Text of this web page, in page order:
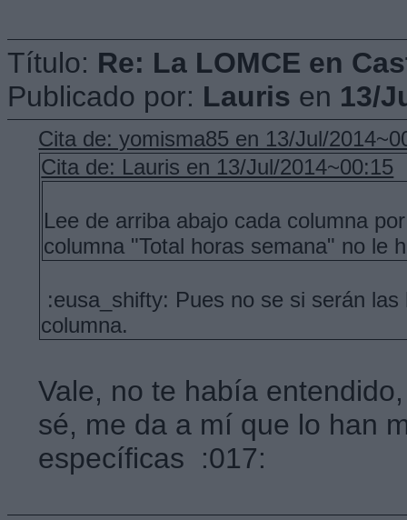
Título: Re: La LOMCE en
Publicado por: Lauris en 13/
Cita de: yomisma85 en 13/Jul/
Cita de: Lauris en 13/Jul/2014~00:15
Lee de arriba abajo cada columna
columna "Total horas semana" no le
:eusa_shifty: Pues no se si serán
columna.
Vale, no te había
sé, me da a mí que lo han
específicas :017: